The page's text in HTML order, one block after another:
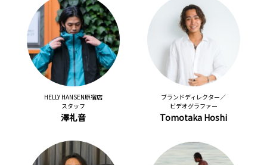
HELLY HANSEN原宿店
スタッフ
澤礼音
ブランドディレクター／
ビデオグラファー
Tomotaka Hoshi